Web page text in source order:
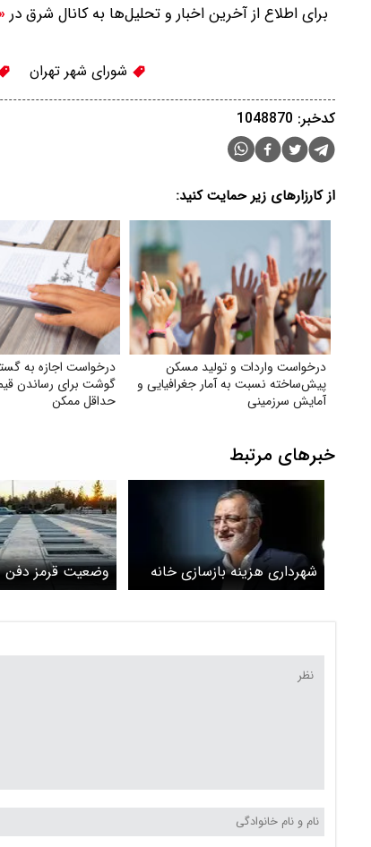
برای اطلاع از آخرین اخبار و تحلیل‌ها به کانال شرق در
شورای شهر تهران
کدخبر: 1048870
از کارزارهای زیر حمایت کنید:
درخواست واردات و تولید مسکن
پیش‌ساخته نسبت به آمار جغرافیایی و
آمایش سرزمینی
درخواست اجازه به
گوشت برای رساندن
حداقل ممکن
خبرهای مرتبط
شهرداری هزینه بازسازی خانه
های آسیب دیده را از کجا
وضعیت قرمز دفن
فقط یک قطعه